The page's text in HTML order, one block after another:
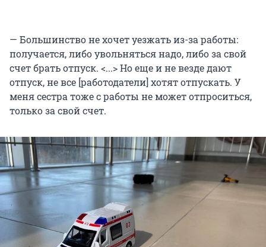
— Большинство не хочет уезжать из-за работы:
получается, либо увольняться надо, либо за свой
счет брать отпуск. <...> Но еще и не везде дают
отпуск, не все [работодатели] хотят отпускать. У
меня сестра тоже с работы не может отпроситься,
только за свой счет.